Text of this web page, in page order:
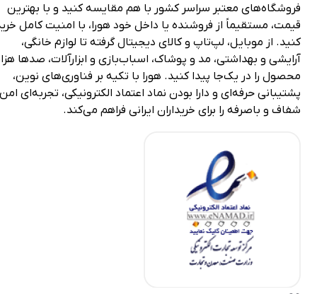
معتبر سراسر کشور با هم مقایسه کنید و با بهترین
مستقیماً از فروشنده یا داخل خود هورا، با امنیت کامل خرید
از موبایل، لپ‌تاپ و کالای دیجیتال گرفته تا لوازم خانگی،
و بهداشتی، مد و پوشاک، اسباب‌بازی و ابزارآلات، صدها هزار
را در یک‌جا پیدا کنید. هورا با تکیه بر فناوری‌های نوین،
حرفه‌ای و دارا بودن نماد اعتماد الکترونیکی، تجربه‌ای امن،
و باصرفه را برای خریداران ایرانی فراهم می‌کند.